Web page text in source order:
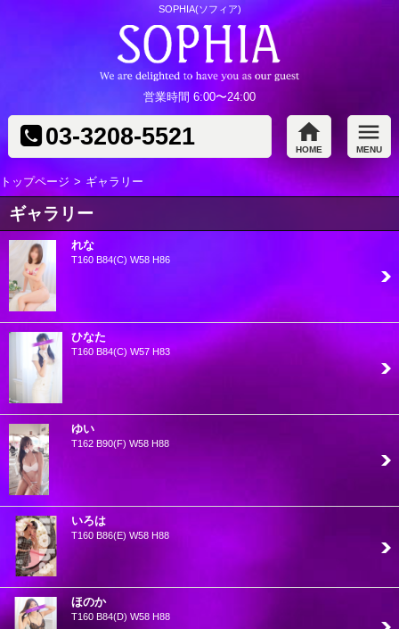
SOPHIA(ソフィア)
営業時間 6:00〜24:00
03-3208-5521 home
HOME
menu
MENU
トップページ ギャラリー
ギャラリー
れな
T160 B84(C) W58 H86
ひなた
T160 B84(C) W57 H83
ゆい
T162 B90(F) W58 H88
いろは
T160 B86(E) W58 H88
ほのか
T160 B84(D) W58 H88